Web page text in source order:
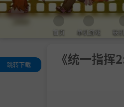
首页 单机游戏 联
《统一指
跳转下载